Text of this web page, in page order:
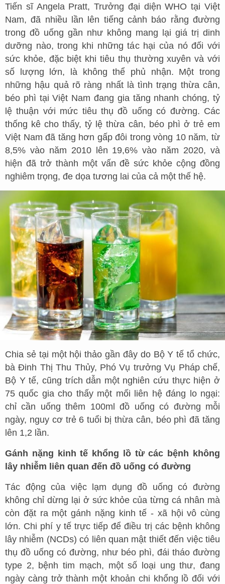
Tiến sĩ Angela Pratt, Trưởng đại diện WHO tại Việt
Nam, đã nhiều lần lên tiếng cảnh báo rằng đường
trong đồ uống gần như không mang lại giá trị dinh
dưỡng nào, trong khi những tác hại của nó đối với
sức khỏe, đặc biệt khi tiêu thụ thường xuyên và với
số lượng lớn, là không thể phủ nhận. Một trong
những hậu quả rõ ràng nhất là tình trạng thừa cân,
béo phì tại Việt Nam đang gia tăng nhanh chóng, tỷ
lệ thuận với mức tiêu thụ đồ uống có đường. Các
thống kê cho thấy, tỷ lệ thừa cân, béo phì ở trẻ em
Việt Nam đã tăng hơn gấp đôi trong vòng 10 năm, từ
8,5% vào năm 2010 lên 19,6% vào năm 2020, và
hiện đã trở thành một vấn đề sức khỏe cộng đồng
nghiêm trọng, đe dọa tương lai của cả một thế hệ.
Chia sẻ tại một hội thảo gần đây do Bộ Y tế tổ chức,
bà Đinh Thị Thu Thủy, Phó Vụ trưởng Vụ Pháp chế,
Bộ Y tế, cũng trích dẫn một nghiên cứu thực hiện ở
75 quốc gia cho thấy một mối liên hệ đáng lo ngại:
chỉ cần uống thêm 100ml đồ uống có đường mỗi
ngày, nguy cơ trẻ 6 tuổi bị thừa cân, béo phì đã tăng
lên 1,2 lần.
Gánh nặng kinh tế khổng lồ từ các bệnh không
lây nhiễm liên quan đến đồ uống có đường
Tác động của việc lạm dụng đồ uống có đường
không chỉ dừng lại ở sức khỏe của từng cá nhân mà
còn đặt ra một gánh nặng kinh tế - xã hội vô cùng
lớn. Chi phí y tế trực tiếp để điều trị các bệnh không
lây nhiễm (NCDs) có liên quan mật thiết đến việc tiêu
thụ đồ uống có đường, như béo phì, đái tháo đường
type 2, bệnh tim mạch, một số loại ung thư, đang
ngày càng trở thành một khoản chi khổng lồ đối với